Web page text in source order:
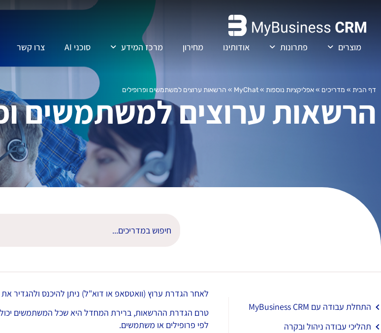
מוצרים פתרונות אודותינו מחירון מרכז המידע סוכני AI צרו קשר
דף הבית » מדריכים »אפליקציות נוספות »
MyChat
» הרשאות ערוצים למשתמשים ופרופילים
הרשאות ערוצים למשתמשים
התחלת עבודה עם MyBusiness CRM
תהליכי עבודה ניהול ובקרה
לאחר הגדרת ערוץ (וואטסאפ או דוא"ל) ניתן להיכנס ולהגדיר
טרם הגדרת ההרשאות, ברירת המחדל היא שכל המשתמשים
לפי פרופילים או משתמשים.